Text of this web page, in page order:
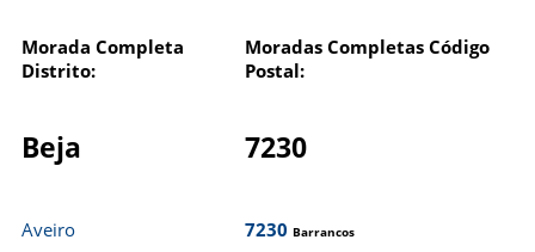
Morada Completa
Distrito:
Moradas Completas Código
Postal:
Beja 7230
Aveiro
7230 Barrancos